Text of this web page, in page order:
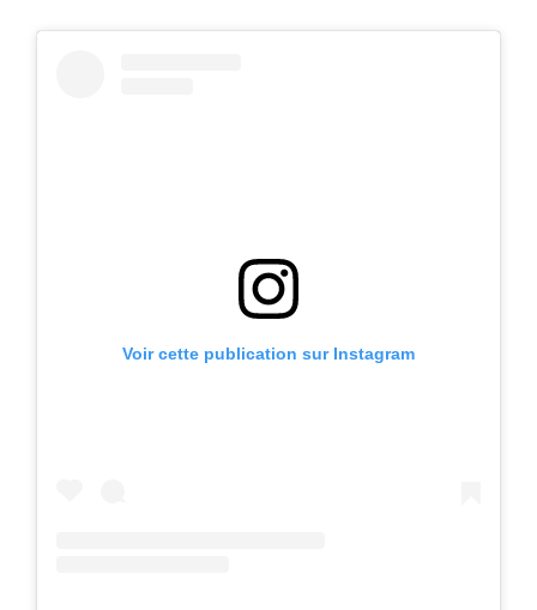
Voir cette publication sur Instagram